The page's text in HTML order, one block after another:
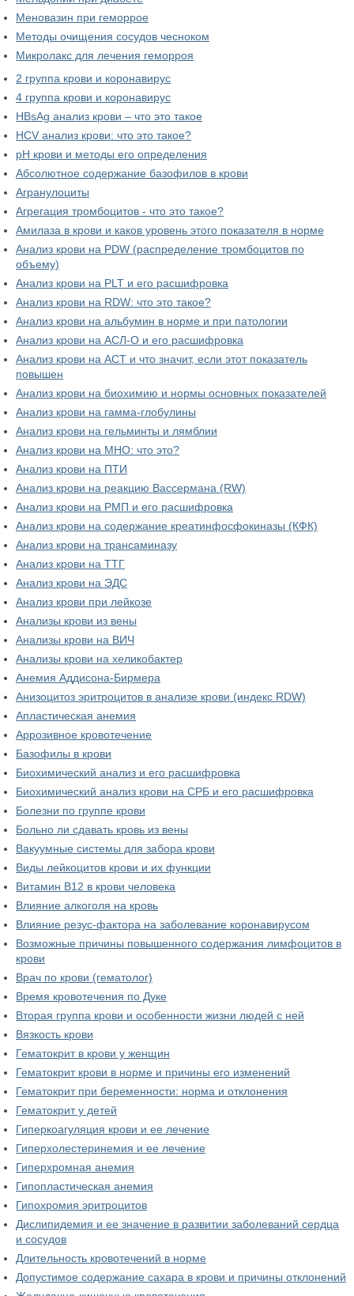
Меновазин при геморрое
Методы очищения сосудов чесноком
Микролакс для лечения геморроя
2 группа крови и коронавирус
4 группа крови и коронавирус
HBsAg анализ крови – что это такое
HCV анализ крови: что это такое?
pH крови и методы его определения
Абсолютное содержание базофилов в крови
Агранулоциты
Агрегация тромбоцитов - что это такое?
Амилаза в крови и каков уровень этого показателя в норме
Анализ крови на PDW (распределение тромбоцитов по
объему)
Анализ крови на PLT и его расшифровка
Анализ крови на RDW: что это такое?
Анализ крови на альбумин в норме и при патологии
Анализ крови на АСЛ-О и его расшифровка
Анализ крови на АСТ и что значит, если этот показатель
повышен
Анализ крови на биохимию и нормы основных показателей
Анализ крови на гамма-глобулины
Анализ крови на гельминты и лямблии
Анализ крови на МНО: что это?
Анализ крови на ПТИ
Анализ крови на реакцию Вассермана (RW)
Анализ крови на РМП и его расшифровка
Анализ крови на содержание креатинфосфокиназы (КФК)
Анализ крови на трансаминазу
Анализ крови на ТТГ
Анализ крови на ЭДС
Анализ крови при лейкозе
Анализы крови из вены
Анализы крови на ВИЧ
Анализы крови на хеликобактер
Анемия Аддисона-Бирмера
Анизоцитоз эритроцитов в анализе крови (индекс RDW)
Апластическая анемия
Аррозивное кровотечение
Базофилы в крови
Биохимический анализ и его расшифровка
Биохимический анализ крови на СРБ и его расшифровка
Болезни по группе крови
Больно ли сдавать кровь из вены
Вакуумные системы для забора крови
Виды лейкоцитов крови и их функции
Витамин В12 в крови человека
Влияние алкоголя на кровь
Влияние резус-фактора на заболевание коронавирусом
Возможные причины повышенного содержания лимфоцитов в
крови
Врач по крови (гематолог)
Время кровотечения по Дуке
Вторая группа крови и особенности жизни людей с ней
Вязкость крови
Гематокрит в крови у женщин
Гематокрит крови в норме и причины его изменений
Гематокрит при беременности: норма и отклонения
Гематокрит у детей
Гиперкоагуляция крови и ее лечение
Гиперхолестеринемия и ее лечение
Гиперхромная анемия
Гипопластическая анемия
Гипохромия эритроцитов
Дислипидемия и ее значение в развитии заболеваний сердца
и сосудов
Длительность кровотечений в норме
Допустимое содержание сахара в крови и причины отклонений